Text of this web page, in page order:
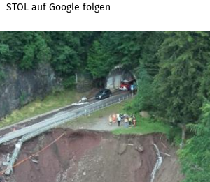
STOL auf Google folgen